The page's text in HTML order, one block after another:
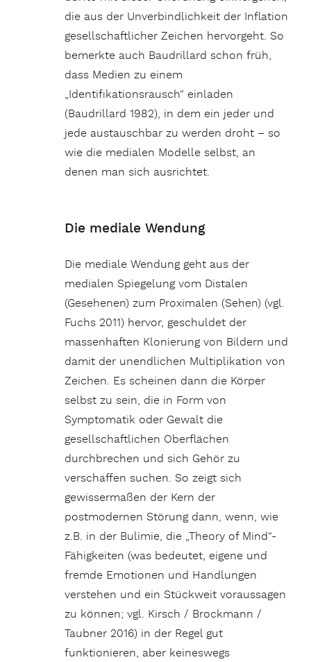
die aus der Unverbindlichkeit der Inflation
gesellschaftlicher Zeichen hervorgeht. So
bemerkte auch Baudrillard schon früh,
dass Medien zu einem
„Identifikationsrausch“ einladen
(Baudrillard 1982), in dem ein jeder und
jede austauschbar zu werden droht – so
wie die medialen Modelle selbst, an
denen man sich ausrichtet.
Die mediale Wendung
Die mediale Wendung geht aus der
medialen Spiegelung vom Distalen
(Gesehenen) zum Proximalen (Sehen) (vgl.
Fuchs 2011) hervor, geschuldet der
massenhaften Klonierung von Bildern und
damit der unendlichen Multiplikation von
Zeichen. Es scheinen dann die Körper
selbst zu sein, die in Form von
Symptomatik oder Gewalt die
gesellschaftlichen Oberflächen
durchbrechen und sich Gehör zu
verschaffen suchen. So zeigt sich
gewissermaßen der Kern der
postmodernen Störung dann, wenn, wie
z.B. in der Bulimie, die „Theory of Mind“-
Fähigkeiten (was bedeutet, eigene und
fremde Emotionen und Handlungen
verstehen und ein Stückweit voraussagen
zu können; vgl. Kirsch / Brockmann /
Taubner 2016) in der Regel gut
funktionieren, aber keineswegs